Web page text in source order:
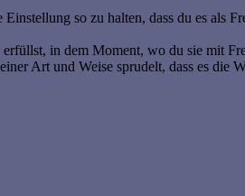
so zu halten, dass du es als
in dem Moment, wo du sie mit
Art und Weise sprudelt, dass es die